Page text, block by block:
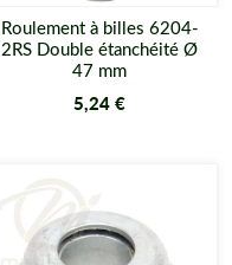
Roulement à billes 6204-
2RS Double étanchéité Ø
47 mm
5,24 €